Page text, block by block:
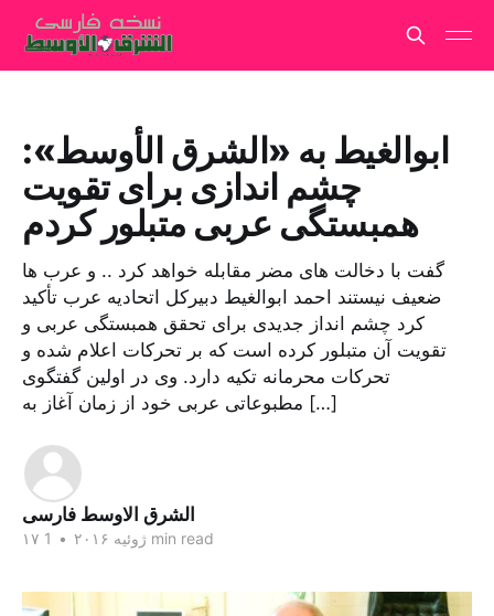
ابوالغیط به «الشرق الأوسط»:
چشم اندازی برای تقویت
همبستگی عربی متبلور کردم
گفت با دخالت های مضر مقابله خواهد کرد .. و عرب ها
ضعیف نیستند احمد ابوالغیط دبیرکل اتحادیه عرب تأکید
کرد چشم انداز جدیدی برای تحقق همبستگی عربی و
تقویت آن متبلور کرده است که بر تحرکات اعلام شده و
تحرکات محرمانه تکیه دارد. وی در اولین گفتگوی
مطبوعاتی عربی خود از زمان آغاز به […]
الشرق الاوسط فارسی
۱۷ ژوئیه ۲۰۱۶ • 1 min read